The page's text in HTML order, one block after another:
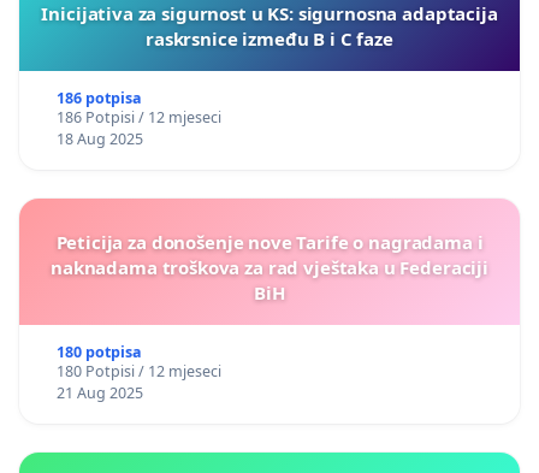
Inicijativa za sigurnost u KS: sigurnosna adaptacija
raskrsnice između B i C faze
186 potpisa
186 Potpisi / 12 mjeseci
18 Aug 2025
Peticija za donošenje nove Tarife o nagradama i
naknadama troškova za rad vještaka u Federaciji
BiH
180 potpisa
180 Potpisi / 12 mjeseci
21 Aug 2025